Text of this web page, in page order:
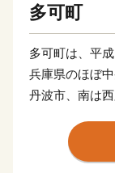
多可町
多可町は、平
兵庫県のほぼ
丹波市、南は
東西13km、南
距離で神戸ま